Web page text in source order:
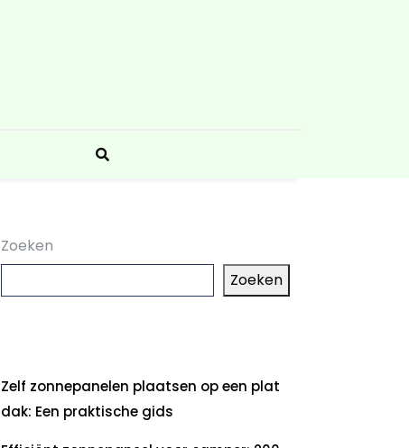
Zoeken
Zoeken
Zelf zonnepanelen plaatsen op een plat
dak: Een praktische gids